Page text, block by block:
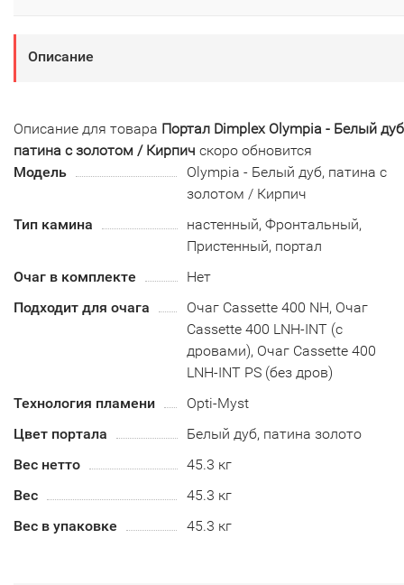
Описание
Описание для товара Портал Dimplex Olympia - Белый
патина с золотом / Кирпич скоро обновится
Модель
Olympia - Белый дуб, патина с
золотом / Кирпич
Тип камина
настенный, Фронтальный,
Пристенный, портал
Очаг в комплекте
Нет
Подходит для очага
Очаг Cassette 400 NH, Очаг
Cassette 400 LNH-INT (с
дровами), Очаг Cassette 400
LNH-INT PS (без дров)
Технология пламени
Opti-Myst
Цвет портала
Белый дуб, патина золото
Вес нетто
45.3 кг
Вес
45.3 кг
Вес в упаковке
45.3 кг